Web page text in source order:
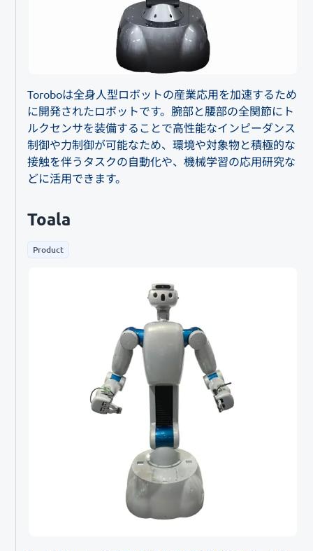
Toroboは全身人型ロボットの産業応用を加速するため
に開発されたロボットです。腕部と腰部の全関節にト
ルクセンサを装備することで高性能なインピーダンス
制御や力制御が可能なため、環境や対象物と積極的な
接触を伴うタスクの自動化や、機械学習の応用研究な
どに活用できます。
Toala
Product